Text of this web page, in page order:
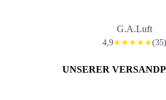
G.A.Luft
4,9★★★★★(35)
UNSERER